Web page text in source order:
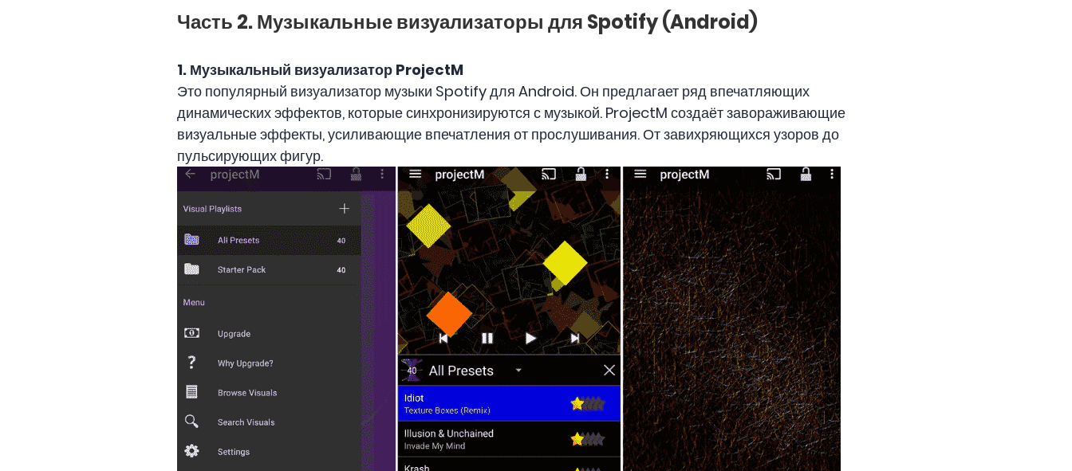
Часть 2. Музыкальные визуализаторы для Spotify (Android)
1. Музыкальный визуализатор ProjectM
Это популярный визуализатор музыки Spotify для Android. Он предлагает ряд впечатляющих
динамических эффектов, которые синхронизируются с музыкой. ProjectM создаёт завораживающие
визуальные эффекты, усиливающие впечатления от прослушивания. От завихряющихся узоров до
пульсирующих фигур.